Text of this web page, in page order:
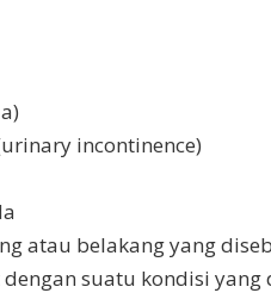
incontinence)
atau belakang yang
suatu kondisi